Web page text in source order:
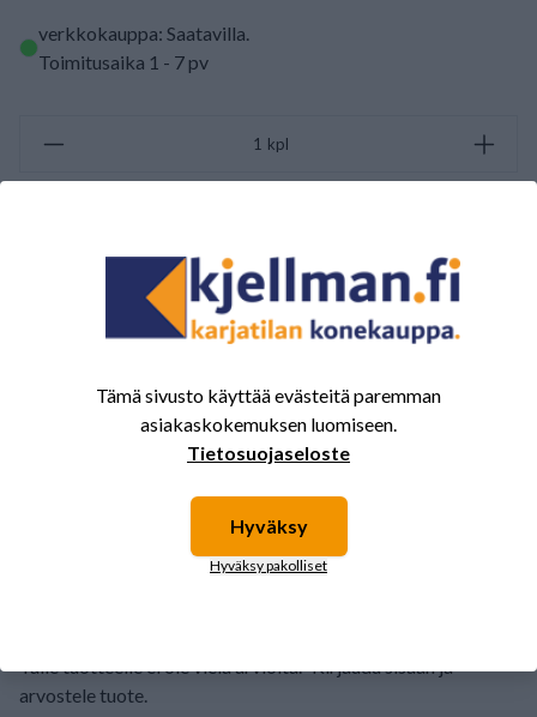
verkkokauppa: Saatavilla.
Toimitusaika 1 - 7 pv
kpl
ARVOSTELUJEN YHTEENVETO
Tälle tuotteelle ei ole vielä arvioita. Kirjaudu sisään ja
arvostele tuote.
Tämä sivusto käyttää evästeitä paremman
asiakaskokemuksen luomiseen.
Tietosuojaseloste
Hyväksy
Hyväksy pakolliset